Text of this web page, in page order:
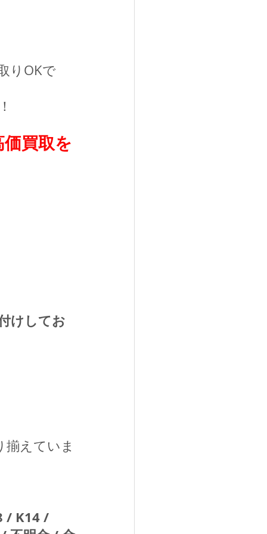
りOKで
買取を
けしてお
揃えていま
/ K14 /